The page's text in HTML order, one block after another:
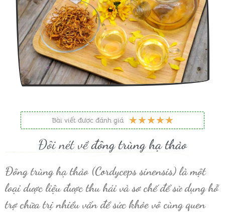
Bài viết được đánh giá ★★★★★5
5
Đôi nét về đông trùng hạ thảo
Đông trùng hạ thảo (Cordyceps sinensis) là một
loại dược liệu được thu hái và sơ chế để sử dụng hỗ
trợ chữa trị nhiều vấn đề sức khỏe vô cùng quen